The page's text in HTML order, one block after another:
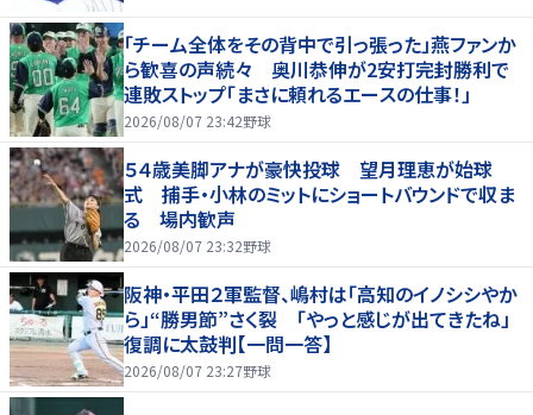
「チーム全体をその背中で引っ張った」燕ファンか
ら歓喜の声続々 奥川恭伸が2安打完封勝利で
連敗ストップ「まさに頼れるエースの仕事！」
2026/08/07 23:42野球
５４歳美脚アナが豪快投球 望月理恵が始球
式 捕手・小林のミットにショートバウンドで収ま
る 場内歓声
2026/08/07 23:32野球
阪神・平田２軍監督、嶋村は「高知のイノシシやか
ら」“勝男節”さく裂 「やっと感じが出てきたね」
復調に太鼓判【一問一答】
2026/08/07 23:27野球